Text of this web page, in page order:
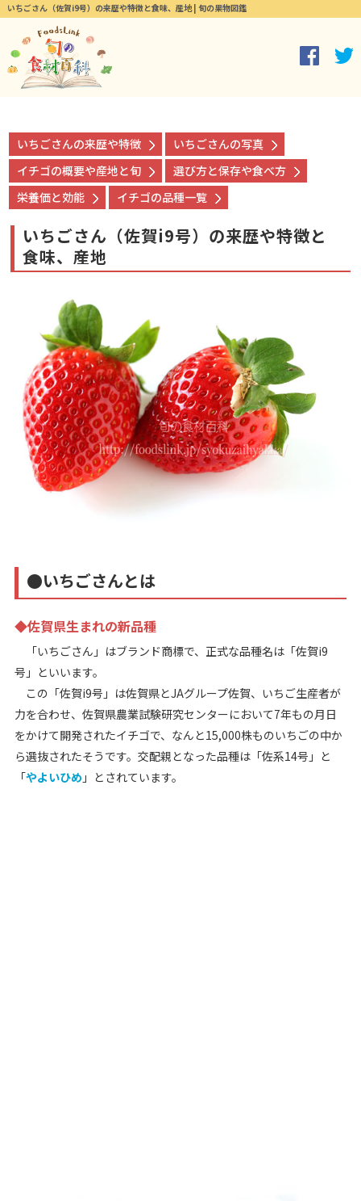
いちごさん（佐賀i9号）の来歴や特徴と食味、産地 | 旬の果物図鑑
いちごさんの来歴や特徴
いちごさんの写真
イチゴの概要や産地と旬
選び方と保存や食べ方
栄養価と効能
イチゴの品種一覧
いちごさん（佐賀i9号）の来歴や特徴と
食味、産地
●いちごさんとは
◆佐賀県生まれの新品種
「いちごさん」はブランド商標で、正式な品種名は「佐賀i9
号」といいます。
この「佐賀i9号」は佐賀県とJAグループ佐賀、いちご生産者が
力を合わせ、佐賀県農業試験研究センターにおいて7年もの月日
をかけて開発されたイチゴで、なんと15,000株ものいちごの中か
ら選抜されたそうです。交配親となった品種は「佐系14号」と
「やよいひめ 」とされています。